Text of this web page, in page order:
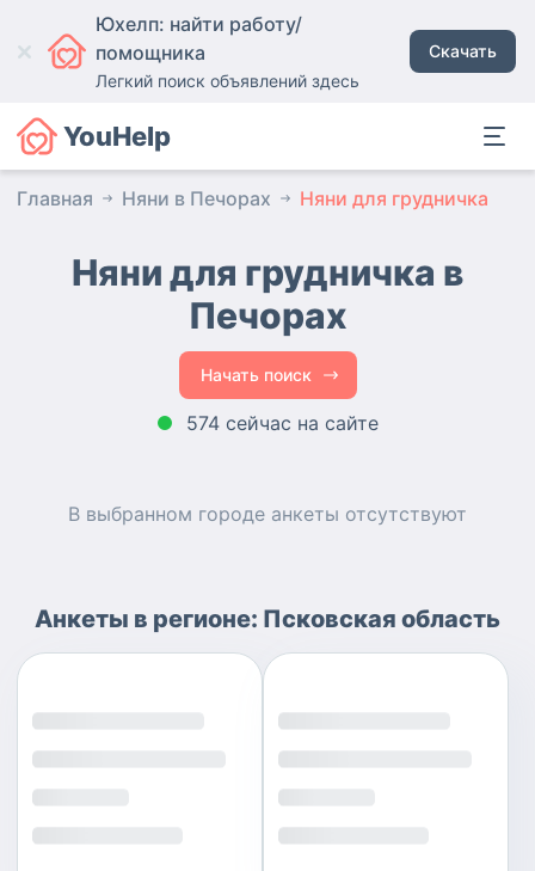
Юхелп: найти работу/
помощника
Легкий поиск объявлений здесь
Скачать
YouHelp
Главная Няни в Печорах Няни для грудничка
Няни для грудничка в
Печорах
Начать поиск
574 сейчас на сайте
В выбранном городе анкеты отсутствуют
Анкеты в регионе: Псковская область